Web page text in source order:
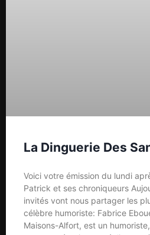
La Dinguerie Des
Voici votre émission du lundi
Patrick et ses chroniqueurs
invités vont nous partager les
célèbre humoriste: Fabrice
Maisons-Alfort, est un